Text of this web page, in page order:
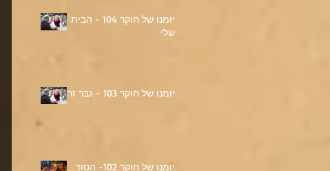
יומנו של חוקר 104 - הבית
שלי
יומנו של חוקר 103 - גבר זר
יומנו של חוקר 102- הסוד